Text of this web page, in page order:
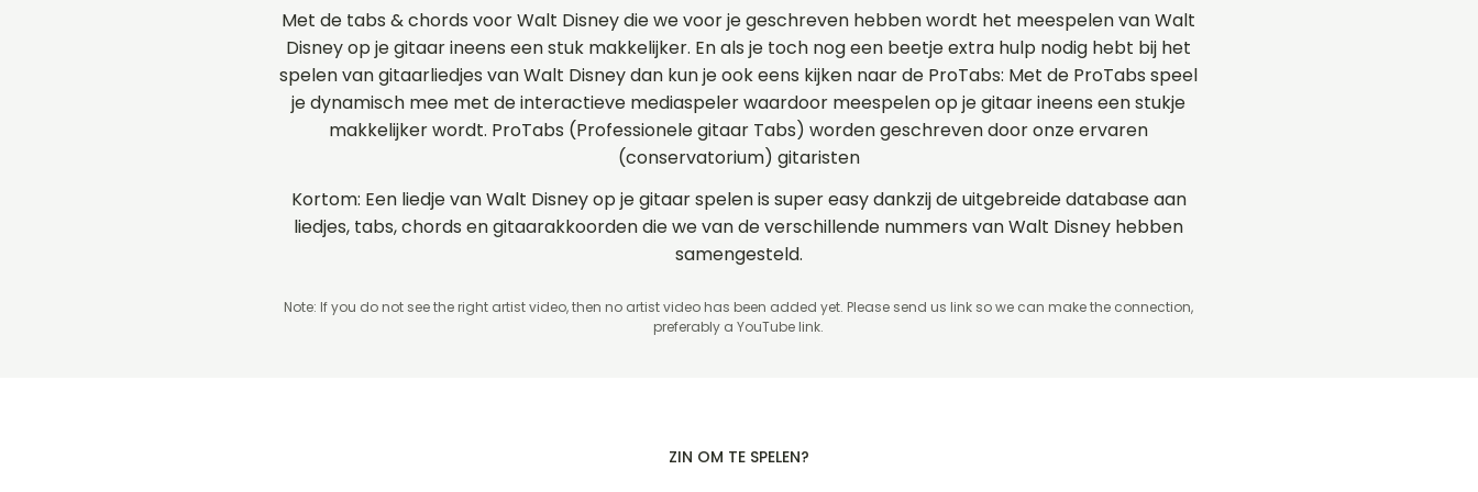
Met de tabs & chords voor Walt Disney die we voor je geschreven hebben wordt het meespelen van Walt
Disney op je gitaar ineens een stuk makkelijker. En als je toch nog een beetje extra hulp nodig hebt bij het
spelen van gitaarliedjes van Walt Disney dan kun je ook eens kijken naar de ProTabs: Met de ProTabs speel
je dynamisch mee met de interactieve mediaspeler waardoor meespelen op je gitaar ineens een stukje
makkelijker wordt. ProTabs (Professionele gitaar Tabs) worden geschreven door onze ervaren
(conservatorium) gitaristen
Kortom: Een liedje van Walt Disney op je gitaar spelen is super easy dankzij de uitgebreide database aan
liedjes, tabs, chords en gitaarakkoorden die we van de verschillende nummers van Walt Disney hebben
samengesteld.
Note: If you do not see the right artist video, then no artist video has been added yet. Please send us link so we can make the connection,
preferably a YouTube link.
ZIN OM TE SPELEN?